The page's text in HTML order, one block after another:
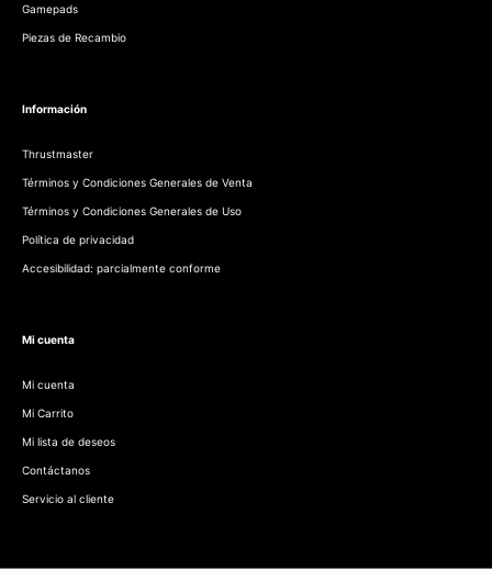
Gamepads
Piezas de Recambio
Información
Thrustmaster
Términos y Condiciones Generales de Venta
Términos y Condiciones Generales de Uso
Política de privacidad
Accesibilidad: parcialmente conforme
Mi cuenta
Mi cuenta
Mi Carrito
Mi lista de deseos
Contáctanos
Servicio al cliente